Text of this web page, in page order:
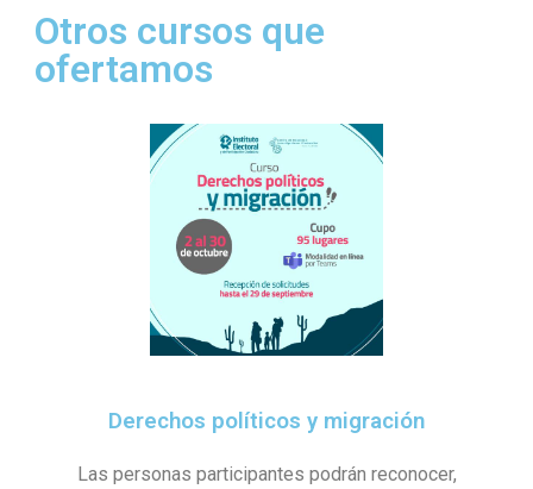
Otros cursos que
ofertamos
Derechos políticos y migración
Las personas participantes podrán reconocer,